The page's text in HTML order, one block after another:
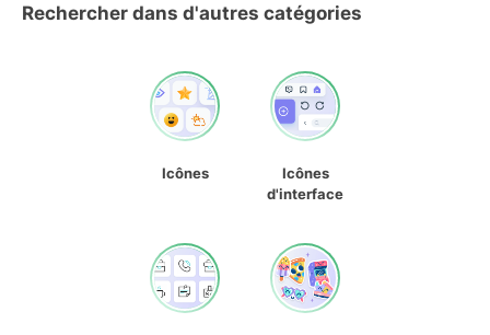
Rechercher dans d'autres catégories
Icônes
Icônes
d'interface